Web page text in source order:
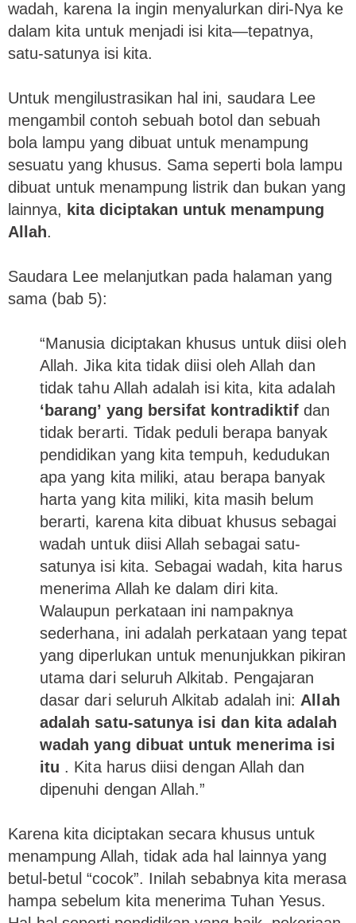
wadah, karena Ia ingin menyalurkan diri-Nya ke
dalam kita untuk menjadi isi kita—tepatnya,
satu-satunya isi kita.
Untuk mengilustrasikan hal ini, saudara Lee
mengambil contoh sebuah botol dan sebuah
bola lampu yang dibuat untuk menampung
sesuatu yang khusus. Sama seperti bola lampu
dibuat untuk menampung listrik dan bukan yang
lainnya, kita diciptakan untuk menampung
Allah.
Saudara Lee melanjutkan pada halaman yang
sama (bab 5):
“Manusia diciptakan khusus untuk diisi oleh
Allah. Jika kita tidak diisi oleh Allah dan
tidak tahu Allah adalah isi kita, kita adalah
‘barang’ yang bersifat kontradiktifdan
tidak berarti. Tidak peduli berapa banyak
pendidikan yang kita tempuh, kedudukan
apa yang kita miliki, atau berapa banyak
harta yang kita miliki, kita masih belum
berarti, karena kita dibuat khusus sebagai
wadah untuk diisi Allah sebagai satu-
satunya isi kita. Sebagai wadah, kita harus
menerima Allah ke dalam diri kita.
Walaupun perkataan ini nampaknya
sederhana, ini adalah perkataan yang tepat
yang diperlukan untuk menunjukkan pikiran
utama dari seluruh Alkitab. Pengajaran
dasar dari seluruh Alkitab adalah ini: Allah
adalah satu-satunya isi dan kita adalah
wadah yang dibuat untuk menerima isi
itu . Kita harus diisi dengan Allah dan
dipenuhi dengan Allah.”
Karena kita diciptakan secara khusus untuk
menampung Allah, tidak ada hal lainnya yang
betul-betul “cocok”. Inilah sebabnya kita merasa
hampa sebelum kita menerima Tuhan Yesus.